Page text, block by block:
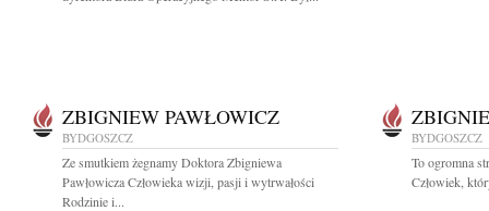
ZBIGNIEW PAWŁOWICZ
BYDGOSZCZ
Ze smutkiem żegnamy Doktora Zbigniewa
Pawłowicza Człowieka wizji, pasji i wytrwałości
Rodzinie i...
BYDGOSZCZ
To ogromna
Człowiek,